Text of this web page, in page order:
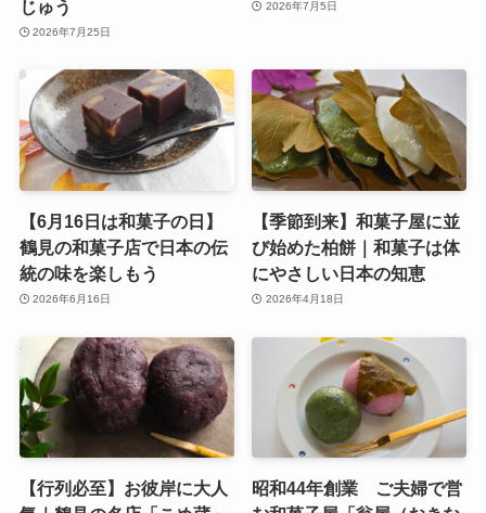
じゅう
2026年7月25日
2026年7月5日
【6月16日は和菓子の日】
鶴見の和菓子店で日本の伝
統の味を楽しもう
2026年6月16日
【季節到来】和菓子屋に並
び始めた柏餅｜和菓子は体
にやさしい日本の知恵
2026年4月18日
【行列必至】お彼岸に大人
昭和44年創業 ご夫婦で営